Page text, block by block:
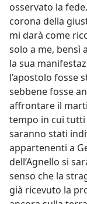
osservato la
corona della
mi darà come
solo a me, bensì
la sua
l’apostolo fosse
sebbene fosse
affrontare il
tempo in cui tutti
saranno stati
appartenenti a
dell’Agnello si
senso che la
già ricevuto la